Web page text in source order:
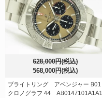
628,000円(税込)
568,000円(税込)
ブライトリング アベンジャー B01
クロノグラフ 44 AB0147101A1A1